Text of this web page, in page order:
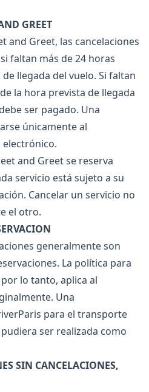
GREET
and Greet, las cancelaciones
faltan más de 24 horas
llegada del vuelo. Si faltan
la hora prevista de llegada
ser pagado. Una
únicamente al
and Greet se reserva
servicio está sujeto a su
Cancelar un servicio no
el otro.
generalmente son
La política para
lo tanto, aplica al
Una
para el transporte
ser realizada como
SIN CANCELACIONES,